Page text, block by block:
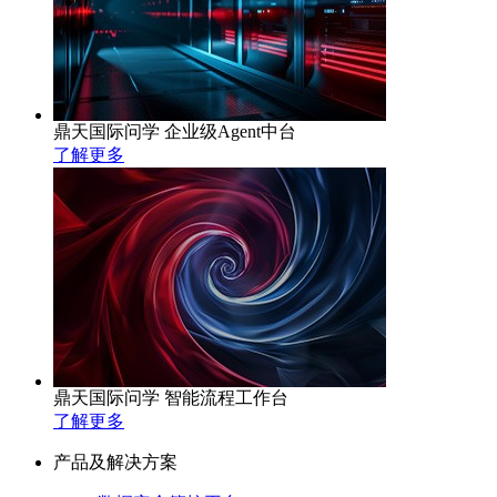
鼎天国际问学 企业级Agent中台
了解更多
鼎天国际问学 智能流程工作台
了解更多
产品及解决方案